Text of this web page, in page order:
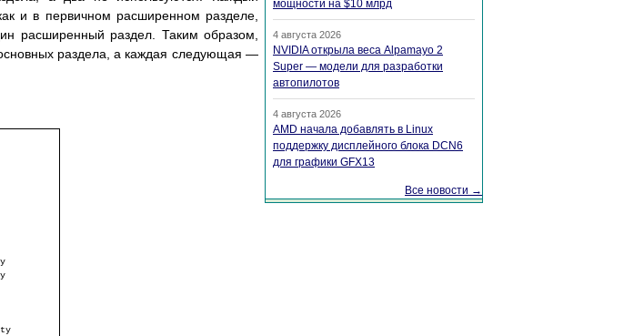
и в первичном расширенном разделе,
расширенный раздел. Таким образом,
основных раздела, а каждая следующая —
мощности на $10 млрд
4 августа 2026
NVIDIA открыла веса Alpamayo 2
Super — модели для разработки
автопилотов
4 августа 2026
AMD начала добавлять в Linux
поддержку дисплейного блока DCN6
для графики GFX13
Все новости →